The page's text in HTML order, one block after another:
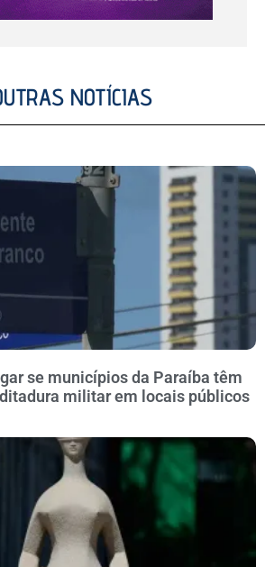
NOTÍCIAS
se municípios da Paraíba têm
militar em locais públicos